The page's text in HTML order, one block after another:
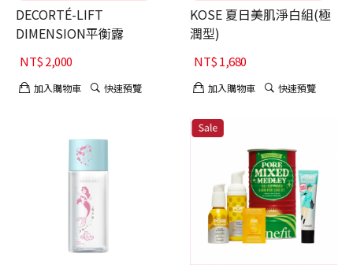
DECORTÉ-LIFT
DIMENSION平衡露
NT$2,000
加入購物車 快速預覽
KOSE 夏日美肌淨白組(極
潤型)
NT$1,680
加入購物車 快速預覽